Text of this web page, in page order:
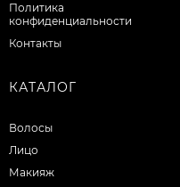
Политика
конфиденциальности
Контакты
КАТАЛОГ
Волосы
Лицо
Макияж